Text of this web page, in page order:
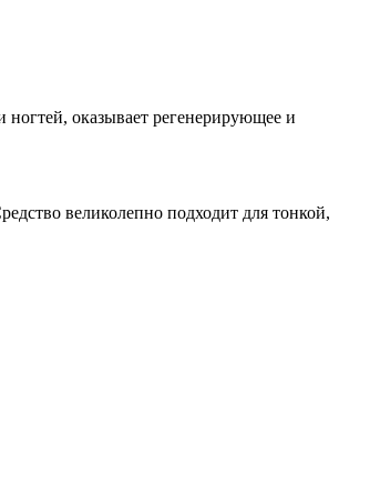
ногтей, оказывает регенерирующее и
великолепно подходит для тонкой,